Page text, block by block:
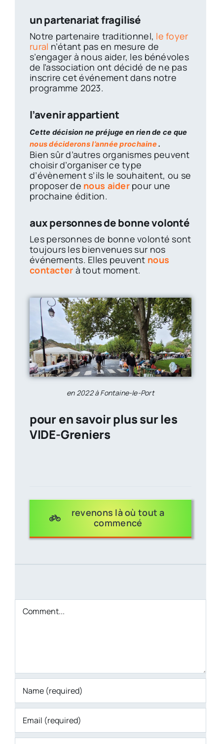
un partenariat fragilisé
Notre partenaire traditionnel, le foyer
rural n’étant pas en mesure de
s’engager à nous aider, les bénévoles
de l’association ont décidé de ne pas
inscrire cet événement dans notre
programme 2023.
l’avenir appartient
Cette décision ne préjuge en rien de ce que
nous déciderons l’année prochaine.
Bien sûr d’autres organismes peuvent
choisir d’organiser ce type
d’évènement s’ils le souhaitent, ou se
proposer de nous aiderpour une
prochaine édition.
aux personnes de bonne volonté
Les personnes de bonne volonté sont
toujours les bienvenues sur nos
événements. Elles peuvent nous
contacter à tout moment.
en 2022 à Fontaine-le-Port
pour en savoir plus sur les
VIDE-Greniers
revenons là où tout a
commencé
Comment